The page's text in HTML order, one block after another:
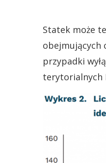
Statek może
obejmujących
przypadki
terytorialnych